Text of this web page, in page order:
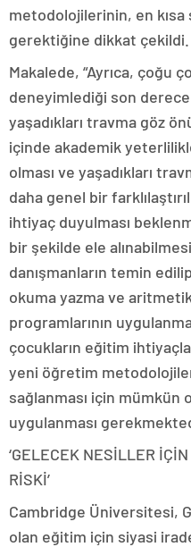
metodolojilerinin, en kısa
gerektiğine dikkat çekildi.
Makalede, “Ayrıca, çoğu
deneyimlediği son derece
yaşadıkları travma göz
içinde akademik
olması ve yaşadıkları
daha genel bir
ihtiyaç duyulması
bir şekilde ele
danışmanların temin
okuma yazma ve
programlarının
çocukların eğitim
yeni öğretim
sağlanması için mümkün
uygulanması
‘GELECEK NESİLLER
RİSKİ’
Cambridge Üniversitesi,
olan eğitim için siyasi